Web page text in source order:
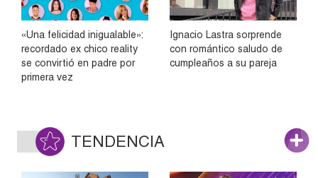
«Una felicidad inigualable»:
recordado ex chico reality
se convirtió en padre por
primera vez
Ignacio Lastra sorprende
con romántico saludo de
cumpleaños a su pareja
TENDENCIA